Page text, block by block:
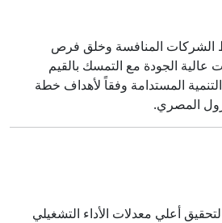
الشركات المنافسة وخلق فرص
عالية الجودة مع التمسك بالقيم
التنمية المستدامة وفقاً لأهداف خطة
المصري.
أعلي معدلات الأداء التشغيلي